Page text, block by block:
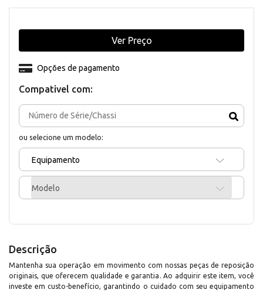
Compativel com:
ou selecione um modelo:
Equipamento
Modelo
Opções de pagamento
Ver Preço
Descrição
Mantenha sua operação em movimento com nossas peças de reposição
originais, que oferecem qualidade e garantia. Ao adquirir este item, você
investe em custo-benefício, garantindo o cuidado com seu equipamento